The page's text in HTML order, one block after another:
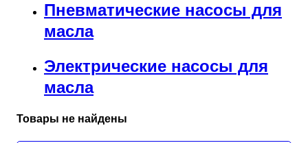
Пневматические насосы для
масла
Электрические насосы для
масла
Товары не найдены